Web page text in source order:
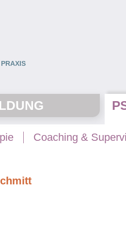
Coaching &